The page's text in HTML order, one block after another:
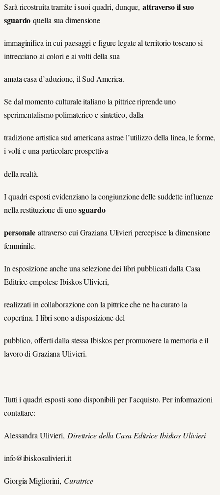
Sarà ricostruita tramite i suoi quadri, dunque,attraverso il suo
sguardoquella sua dimensione
immaginifica in cui paesaggi e figure legate al territorio toscano si
intrecciano ai colori e ai volti della sua
amata casa d’adozione, il Sud America.
Se dal momento culturale italiano la pittrice riprende uno
sperimentalismo polimaterico e sintetico, dalla
tradizione artistica sud americana astrae l’utilizzo della linea, le forme,
i volti e una particolare prospettiva
della realtà.
I quadri esposti evidenziano la congiunzione delle suddette influenze
nella restituzione di unosguardo
personale attraverso cui Graziana Ulivieri percepisce la dimensione
femminile.
In esposizione anche una selezione dei libri pubblicati dalla Casa
Editrice empolese Ibiskos Ulivieri,
realizzati in collaborazione con la pittrice che ne ha curato la
copertina. I libri sono a disposizione del
pubblico, oﬀerti dalla stessa Ibiskos per promuovere la memoria e il
lavoro di Graziana Ulivieri.
Tutti i quadri esposti sono disponibili per l’acquisto. Per informazioni
contattare:
Alessandra Ulivieri, Direttrice della Casa Editrice Ibiskos Ulivieri
info@ibiskosulivieri.it
Giorgia Migliorini, Curatrice